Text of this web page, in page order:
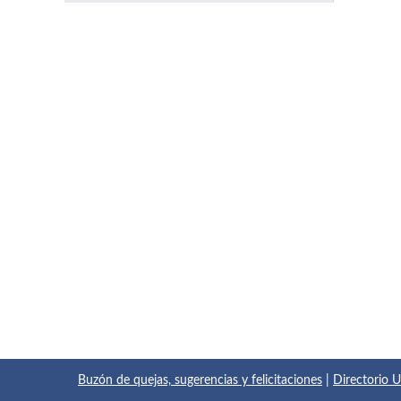
Buzón de quejas, sugerencias y felicitaciones Directorio